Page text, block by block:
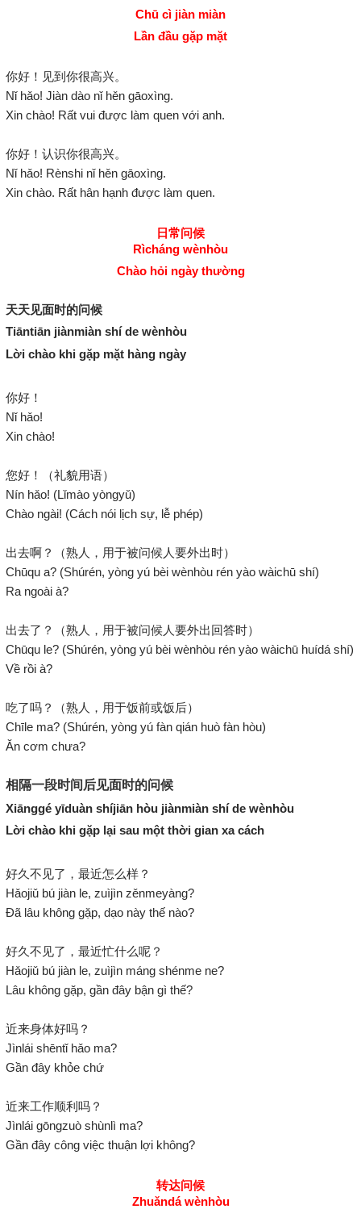
Chū cì jiàn miàn
Lần đầu gặp mặt
你好！见到你很高兴。
Nǐ hǎo! Jiàn dào nǐ hěn gāoxìng.
Xin chào! Rất vui được làm quen với anh.
你好！认识你很高兴。
Nǐ hǎo! Rènshi nǐ hěn gāoxìng.
Xin chào. Rất hân hạnh được làm quen.
日常问候
Rìcháng wènhòu
Chào hỏi ngày thường
天天见面时的问候
Tiāntiān jiànmiàn shí de wènhòu
Lời chào khi gặp mặt hàng ngày
你好！
Nǐ hǎo!
Xin chào!
您好！（礼貌用语）
Nín hǎo! (Lǐmào yòngyǔ)
Chào ngài! (Cách nói lịch sự, lễ phép)
出去啊？（熟人，用于被问候人要外出时）
Chūqu a? (Shúrén, yòng yú bèi wènhòu rén yào wàichū shí)
Ra ngoài à?
出去了？（熟人，用于被问候人要外出回答时）
Chūqu le? (Shúrén, yòng yú bèi wènhòu rén yào wàichū huídá shí)
Về rồi à?
吃了吗？（熟人，用于饭前或饭后）
Chīle ma? (Shúrén, yòng yú fàn qián huò fàn hòu)
Ăn cơm chưa?
相隔一段时间后见面时的问候
Xiānggé yīduàn shíjiān hòu jiànmiàn shí de wènhòu
Lời chào khi gặp lại sau một thời gian xa cách
好久不见了，最近怎么样？
Hǎojiǔ bú jiàn le, zuìjìn zěnmeyàng?
Đã lâu không gặp, dạo này thế nào?
好久不见了，最近忙什么呢？
Hǎojiǔ bú jiàn le, zuìjìn máng shénme ne?
Lâu không gặp, gần đây bận gì thế?
近来身体好吗？
Jìnlái shēntǐ hǎo ma?
Gần đây khỏe chứ
近来工作顺利吗？
Jìnlái gōngzuò shùnlì ma?
Gần đây công việc thuận lợi không?
转达问候
Zhuǎndá wènhòu